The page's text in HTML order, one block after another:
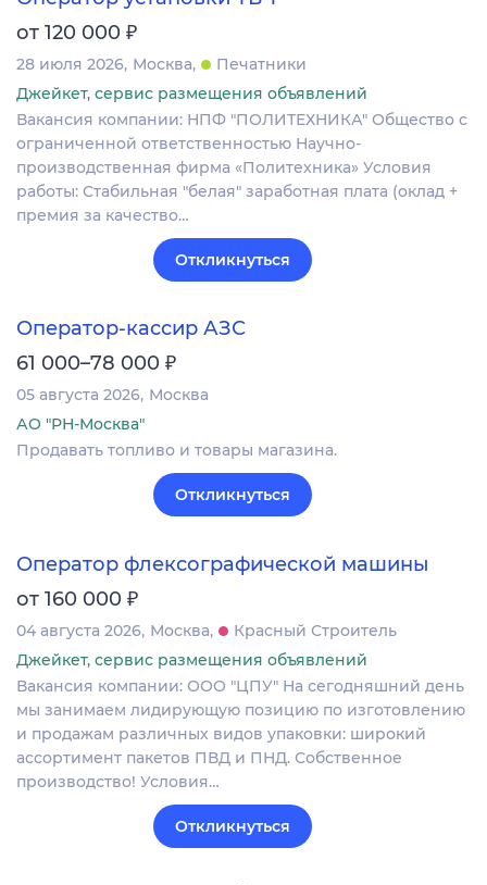
от 120 000 ₽
28 июля 2026 Москва
Печатники
Джейкет, сервис размещения объявлений
Вакансия компании: НПФ "ПОЛИТЕХНИКА" Общество с
ограниченной ответственностью Научно-
производственная фирма «Политехника» Условия
работы: Стабильная "белая" заработная плата (оклад +
премия за качество…
Откликнуться
Оператор-кассир АЗС
61 000–78 000 ₽
05 августа 2026 Москва
АО "РН-Москва"
Продавать топливо и товары магазина.
Откликнуться
Оператор флексографической машины
от 160 000 ₽
04 августа 2026 Москва
Красный Строитель
Джейкет, сервис размещения объявлений
Вакансия компании: ООО "ЦПУ" На сегодняшний день
мы занимаем лидирующую позицию по изготовлению
и продажам различных видов упаковки: широкий
ассортимент пакетов ПВД и ПНД. Собственное
производство! Условия…
Откликнуться